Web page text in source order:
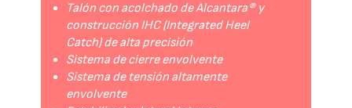
Talón con acolchado de Alcantara® y
construcción IHC (Integrated Heel
Catch) de alta precisión
Sistema de cierre envolvente
Sistema de tensión altamente
envolvente